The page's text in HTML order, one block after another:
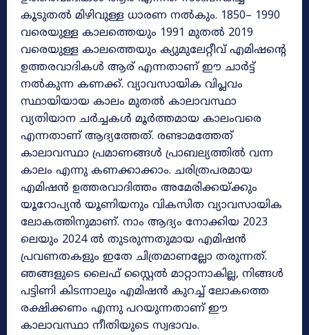
കൂടുതൽ മിഴിവുള്ള ധാരണ നൽകും. 1850– 1990
വരെയുള്ള കാലത്തെയും 1991 മുതൽ 2019
വരെയുള്ള കാലത്തെയും ക്യുമുലേറ്റീവ് എമിഷന്റെ
ഉത്തരവാദികൾ ആര് എന്നതാണ് ഈ ചാർട്ട്
നൽകുന്ന കണക്ക്. വ്യാവസായിക വിപ്ലവം
സ്ഥായിയായ കാലം മുതൽ കാലാവസ്ഥാ
വ്യതിയാന ചർച്ചകൾ മൂർത്തമായ കാലംവരെ
എന്നതാണ് ആദ്യത്തേത്. രണ്ടാമത്തേത്
കാലാവസ്ഥാ പ്രമാണങ്ങൾ പ്രാബല്യത്തിൽ വന്ന
കാലം എന്നു കണക്കാക്കാം. ചരിത്രപരമായ
എമിഷൻ ഉത്തരവാദിത്തം അമേരിക്കയ്ക്കും
യൂറോപ്യൻ യൂണിയനും വികസിത വ്യാവസായിക
ലോകത്തിനുമാണ്. നാം ആദ്യം നോക്കിയ 2023
ലെയും 2024 ൽ തുടരുന്നതുമായ എമിഷൻ
പ്രവണതകളും ഇതേ ചിത്രമാണല്ലോ തരുന്നത്.
ഞങ്ങളുടെ ലൈഫ് സ്റ്റൈൽ മാറ്റാനാകില്ല, നിങ്ങൾ
പട്ടിണി കിടന്നാലും എമിഷൻ കുറച്ച് ലോകത്തെ
രക്ഷിക്കണം എന്നു പറയുന്നതാണ് ഈ
കാലാവസ്ഥാ നീതിയുടെ സ്വഭാവം.